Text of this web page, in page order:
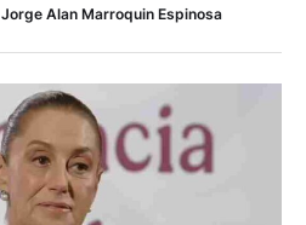
Jorge Alan Marroquin Espinosa